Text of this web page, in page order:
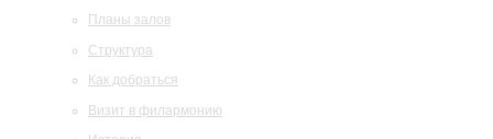
Планы залов
Структура
Как добраться
Визит в филармонию